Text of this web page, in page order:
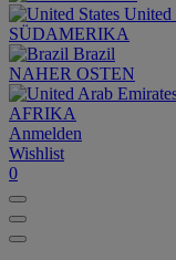
United
SÜDAMERIKA
Brazil
NAHER OSTEN
AFRIKA
Anmelden
Wishlist
0